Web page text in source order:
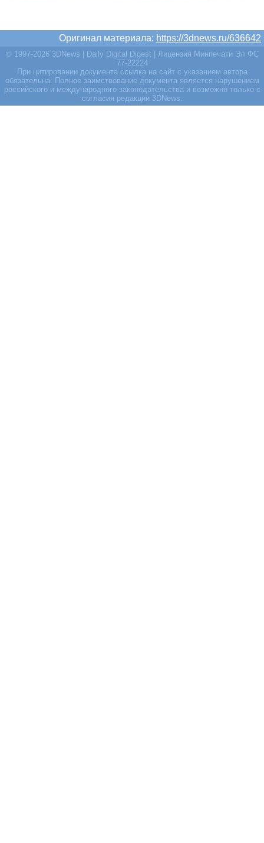
Оригинал материала: https://3dnews.ru/636642
© 1997-2026 3DNews | Daily Digital Digest | Лицензия Минпечати Эл ФС
77-22224
При цитировании документа ссылка на сайт с указанием автора
обязательна. Полное заимствование документа является нарушением
российского и международного законодательства и возможно только с
согласия редакции 3DNews.